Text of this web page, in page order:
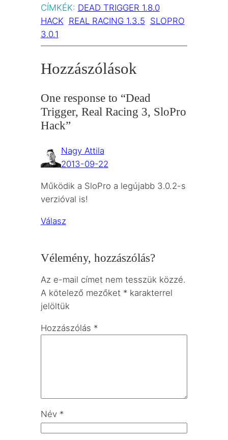
CÍMKÉK: DEAD TRIGGER 1.8.0
HACK REAL RACING 1.3.5 SLOPRO
3.0.1
Hozzászólások
One response to “Dead
Trigger, Real Racing 3, SloPro
Hack”
Nagy Attila
2013-09-22
Működik a SloPro a legújabb 3.0.2-s
verzióval is!
Válasz
Vélemény, hozzászólás?
Az e-mail címet nem tesszük közzé.
A kötelező mezőket *karakterrel
jelöltük
Hozzászólás *
Név *